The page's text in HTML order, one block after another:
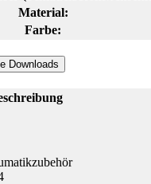
Material:
Farbe:
Downloads